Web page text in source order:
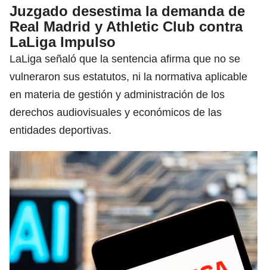
Juzgado desestima la demanda de
Real Madrid y Athletic Club contra
LaLiga Impulso
LaLiga señaló que la sentencia afirma que no se
vulneraron sus estatutos, ni la normativa aplicable
en materia de gestión y administración de los
derechos audiovisuales y económicos de las
entidades deportivas.